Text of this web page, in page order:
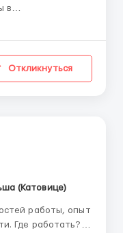
в
на должность
...
Откликнуться
(Катовице)